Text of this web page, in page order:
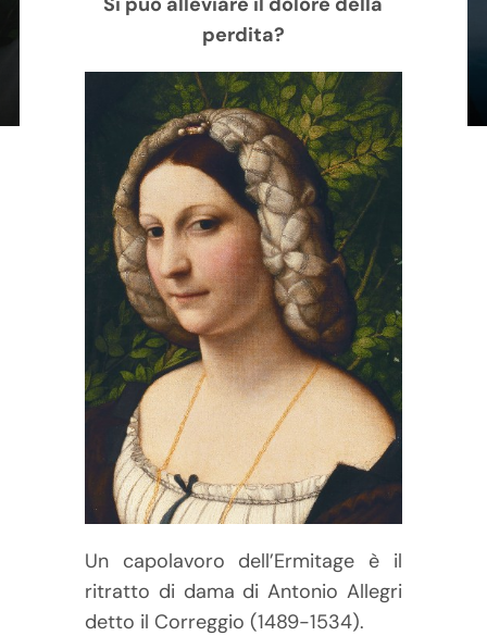
perdita?
Un capolavoro dell’Ermitage è il
ritratto di dama di Antonio Allegri
detto il Correggio (1489-1534).